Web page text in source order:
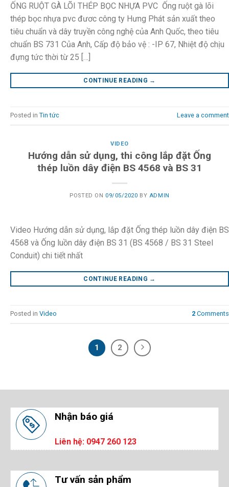
ỐNG RUỘT GÀ LÕI THÉP BỌC NHỰA PVC Ống ruột gà lõi
thép bọc nhựa pvc đươc công ty Hưng Phát sản xuất theo
tiêu chuẩn và dây truyền công nghệ của Anh Quốc, theo tiêu
chuẩn BS 731 Của Anh, Cấp độ bảo vệ : -IP 67, Nhiệt độ chịu
đựng tức thời từ 25 […]
CONTINUE READING →
Posted in Tin tức Leave a comment
VIDEO
Hướng dẫn sử dụng, thi công lắp đặt Ống
thép luồn dây điện BS 4568 và BS 31
POSTED ON 09/05/2020 BY ADMIN
Video Hướng dẫn sử dụng, lắp đặt Ống thép luồn dây điện BS
4568 và Ống luồn dây điện BS 31 (BS 4568 / BS 31 Steel
Conduit) chi tiết nhất
CONTINUE READING →
Posted in Video 2 Comments
1 2
Nhận báo giá
Liên hệ: 0947 260 123
Tư vấn sản phẩm